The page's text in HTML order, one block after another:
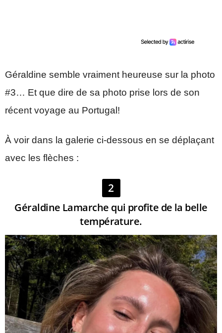
Géraldine semble vraiment heureuse sur la photo
#3… Et que dire de sa photo prise lors de son
récent voyage au Portugal!
À voir dans la galerie ci-dessous en se déplaçant
avec les flèches :
2
Géraldine Lamarche qui profite de la belle
température.